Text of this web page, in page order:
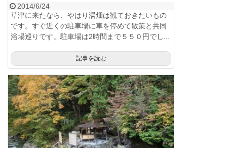
2014/6/24
草津に来たなら、やはり湯畑は観ておきたいもの
です。すぐ近くの駐車場に車を停めて散策と共同
浴場巡りです。駐車場は2時間まで５５０円でし...
記事を読む